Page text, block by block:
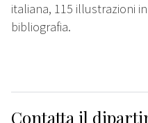
italiana, 115 illustrazioni
bibliografia.
Contatta il